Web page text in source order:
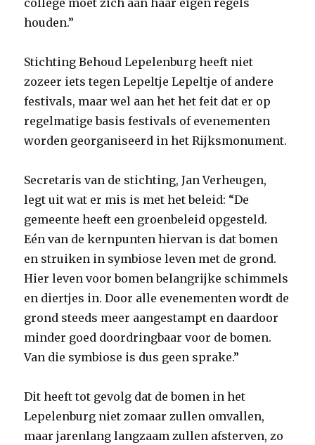
college moet zich aan haar eigen regels
houden.”
Stichting Behoud Lepelenburg heeft niet
zozeer iets tegen Lepeltje Lepeltje of andere
festivals, maar wel aan het het feit dat er op
regelmatige basis festivals of evenementen
worden georganiseerd in het Rijksmonument.
Secretaris van de stichting, Jan Verheugen,
legt uit wat er mis is met het beleid: “De
gemeente heeft een groenbeleid opgesteld.
Eén van de kernpunten hiervan is dat bomen
en struiken in symbiose leven met de grond.
Hier leven voor bomen belangrijke schimmels
en diertjes in. Door alle evenementen wordt de
grond steeds meer aangestampt en daardoor
minder goed doordringbaar voor de bomen.
Van die symbiose is dus geen sprake.”
Dit heeft tot gevolg dat de bomen in het
Lepelenburg niet zomaar zullen omvallen,
maar jarenlang langzaam zullen afsterven, zo